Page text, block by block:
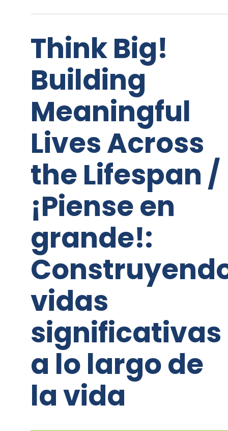
Think Big!
Building
Meaningful
Lives Across
the Lifespan /
¡Piense en
grande!:
vidas
significativas
a lo largo de
la vida